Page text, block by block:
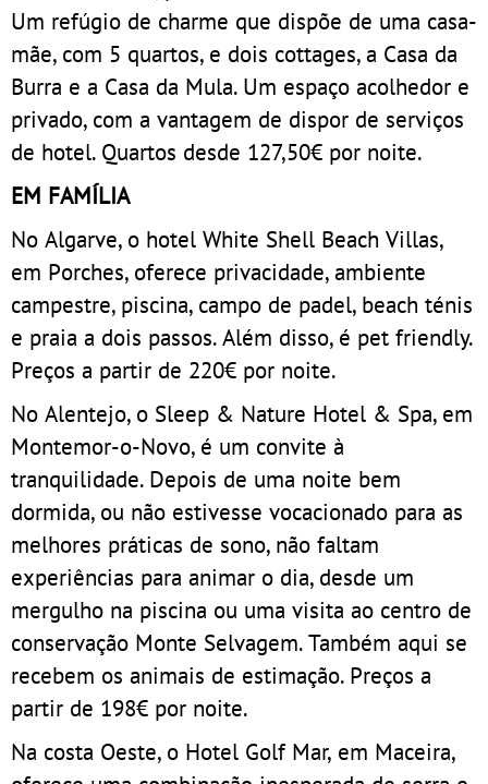
Um refúgio de charme que dispõe de uma casa-
mãe, com 5 quartos, e dois cottages, a Casa da
Burra e a Casa da Mula. Um espaço acolhedor e
privado, com a vantagem de dispor de serviços
de hotel. Quartos desde 127,50€ por noite.
EM FAMÍLIA
No Algarve, o hotel White Shell Beach Villas,
em Porches, oferece privacidade, ambiente
campestre, piscina, campo de padel, beach ténis
e praia a dois passos. Além disso, é pet friendly.
Preços a partir de 220€ por noite.
No Alentejo, o Sleep & Nature Hotel & Spa, em
Montemor-o-Novo, é um convite à
tranquilidade. Depois de uma noite bem
dormida, ou não estivesse vocacionado para as
melhores práticas de sono, não faltam
experiências para animar o dia, desde um
mergulho na piscina ou uma visita ao centro de
conservação Monte Selvagem. Também aqui se
recebem os animais de estimação. Preços a
partir de 198€ por noite.
Na costa Oeste, o Hotel Golf Mar, em Maceira,